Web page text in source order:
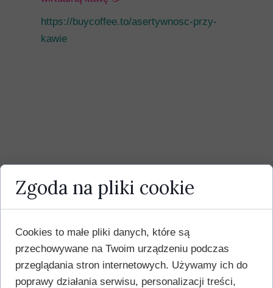
https://buycoffee.to/asertywnosc-przy-
kawie
Zgoda na pliki cookie
Cookies to małe pliki danych, które są
przechowywane na Twoim urządzeniu podczas
przeglądania stron internetowych. Używamy ich do
poprawy działania serwisu, personalizacji treści,